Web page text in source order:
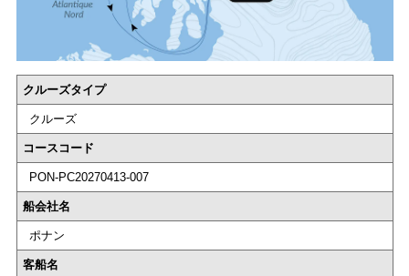
クルーズタイプ
クルーズ
コースコード
PON-PC20270413-007
船会社名
ポナン
客船名